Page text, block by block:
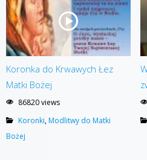
Koronka do Krwawych Łez
Matki Bożej
86820 views
Koronki,Modlitwy do Matki
Bożej